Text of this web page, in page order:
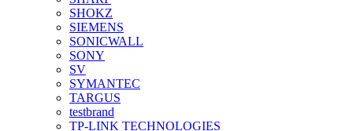
SHOKZ
SIEMENS
SONICWALL
SONY
SV
SYMANTEC
TARGUS
testbrand
TP-LINK TECHNOLOGIES